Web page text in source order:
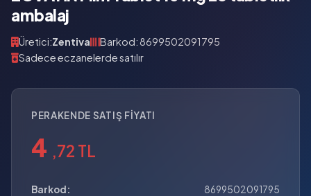
ambalaj
Üretici:Zentiva
Barkod: 8699502091795
Sadece eczanelerde satılır
PERAKENDE SATIŞ FIYATI
4 ,72 TL
Barkod:
8699502091795